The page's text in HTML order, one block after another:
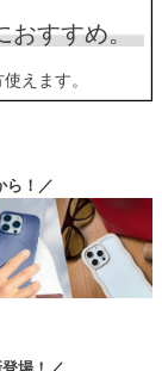
おすすめ。
えます。
ら！／